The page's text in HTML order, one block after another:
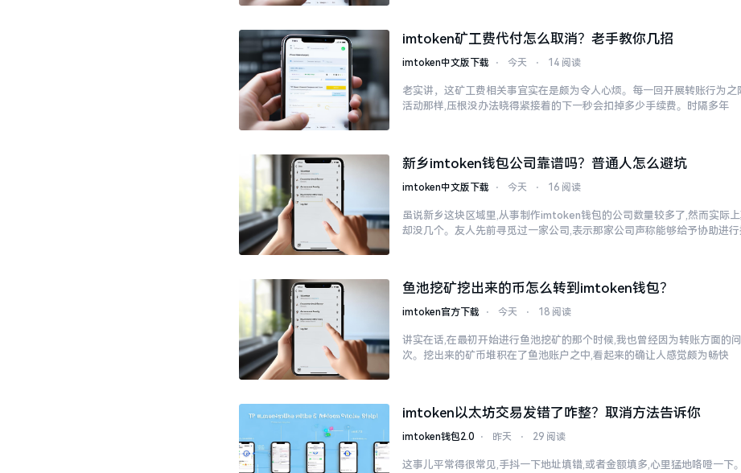
imtoken矿工费代付怎么取消？老手教你几招
imtoken中文版下载 ⋅ 今天 ⋅ 14 阅读
老实讲，这矿工费相关事宜实在是颇为令人心烦。每一回开展转账行为之
活动那样,压根没办法晓得紧接着的下一秒会扣掉多少手续费。时隔多年
新乡imtoken钱包公司靠谱吗？普通人怎么避坑
imtoken中文版下载 ⋅ 今天 ⋅ 16 阅读
虽说新乡这块区域里,从事制作imtoken钱包的公司数量较多了,然而实际
却没几个。友人先前寻觅过一家公司,表示那家公司声称能够给予协助进
鱼池挖矿挖出来的币怎么转到imtoken钱包？
imtoken官方下载 ⋅ 今天 ⋅ 18 阅读
讲实在话,在最初开始进行鱼池挖矿的那个时候,我也曾经因为转账方面的
次。挖出来的矿币堆积在了鱼池账户之中,看起来的确让人感觉颇为畅快
imtoken以太坊交易发错了咋整？取消方法告诉你
imtoken钱包2.0 ⋅ 昨天 ⋅ 29 阅读
这事儿平常得很常见,手抖一下地址填错,或者金额填多,心里猛地咯噔一